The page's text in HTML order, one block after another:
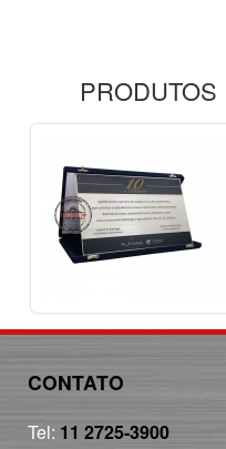
CONTATO
Tel: 11 2725-3900